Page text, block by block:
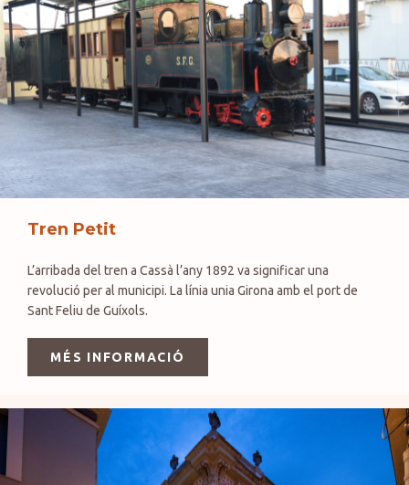
Tren Petit
L’arribada del tren a Cassà l’any 1892 va significar una
revolució per al municipi. La línia unia Girona amb el port de
Sant Feliu de Guíxols.
MÉS INFORMACIÓ